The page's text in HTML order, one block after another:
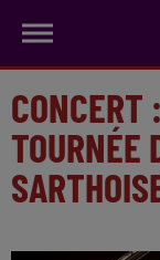
CONCERT
TOURNÉE